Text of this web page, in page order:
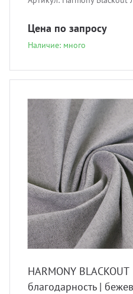
Цена по запросу
Наличие: много
HARMONY BLACKOUT
благодарность |